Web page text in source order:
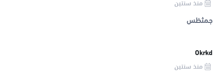
منذ سنتين
جمثظس
Okrkd
منذ سنتين